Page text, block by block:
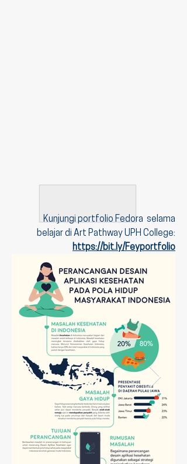
Kunjungi portfolio Fedora selama
belajar di Art Pathway UPH College:
https://bit.ly/Feyportfolio